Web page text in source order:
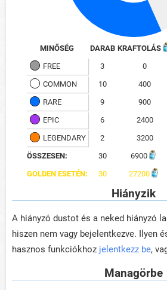
MINŐSÉG DARAB KRAFTOLÁS
FREE
3 0
COMMON
10 400
RARE
9 900
EPIC
6 2400
LEGENDARY
2 3200
ÖSSZESEN:
30 6900
GOLDEN ESETÉN:
30 27200
Hiányzik
A hiányzó dustot és a neked hiányzó
hiszen nem vagy bejelentkezve. Ilyen
hasznos funkciókhoz jelentkezz be,
Managörbe